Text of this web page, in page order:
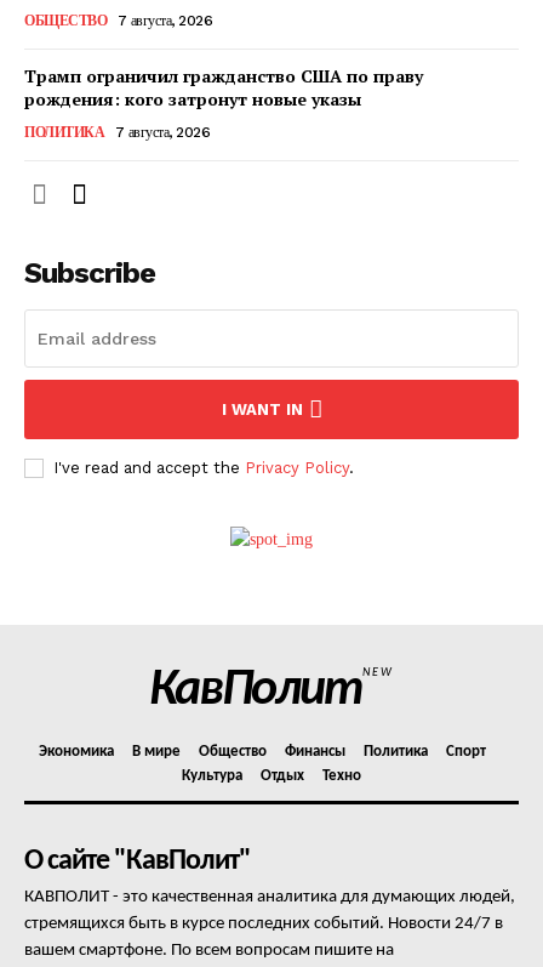
О нас
Политика конфиденциальности
Подписка
Мой аккаунт
ОБЩЕСТВО 7 августа, 2026
Трамп ограничил гражданство США по праву
рождения: кого затронут новые указы
ПОЛИТИКА 7 августа, 2026
Subscribe
I WANT IN
I've read and accept the Privacy Policy.
КавПолитNEW
Экономика В мире Общество Финансы Политика
Спорт
Культура
Отдых Техно
О сайте "КавПолит"
КАВПОЛИТ - это качественная аналитика для думающих людей,
стремящихся быть в курсе последних событий. Новости 24/7 в
вашем смартфоне. По всем вопросам пишите на